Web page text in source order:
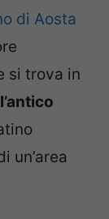
di Aosta
si trova in
l’antico
un’area